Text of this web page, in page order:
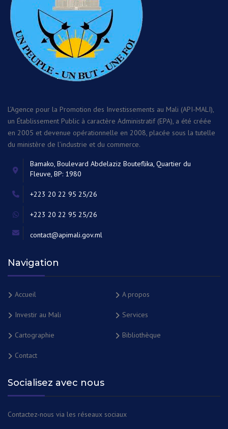
L’Agence pour la Promotion des Investissements au Mali (API-MALI),
un Établissement Public à caractère Administratif (EPA), a été créée
en 2005 et devenue opérationnelle en 2008, placée sous la tutelle
du ministère de l’industrie et du commerce.
Bamako, Boulevard Abdelaziz Bouteflika, Quartier du
Fleuve, BP: 1980
+223 20 22 95 25/26
+223 20 22 95 25/26
contact@apimali.gov.ml
Navigation
Accueil A propos
Investir au Mali Services
Cartographie Bibliothèque
Contact
Socialisez avec nous
Contactez-nous via les réseaux sociaux